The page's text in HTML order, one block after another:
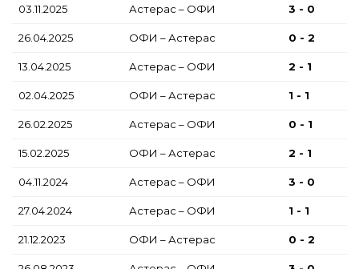
03.11.2025 Астерас – ОФИ 3 - 0
26.04.2025 ОФИ – Астерас 0 - 2
13.04.2025 Астерас – ОФИ 2 - 1
02.04.2025 ОФИ – Астерас 1 - 1
26.02.2025 Астерас – ОФИ 0 - 1
15.02.2025 ОФИ – Астерас 2 - 1
04.11.2024 Астерас – ОФИ 3 - 0
27.04.2024 Астерас – ОФИ 1 - 1
21.12.2023 ОФИ – Астерас 0 - 2